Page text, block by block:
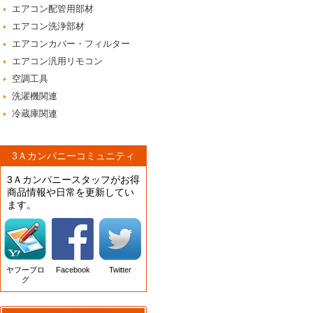
エアコン配管用部材
エアコン洗浄部材
エアコンカバー・フィルター
エアコン汎用リモコン
空調工具
洗濯機関連
冷蔵庫関連
3Ａカンパニーコミュニティ
3Ａカンパニースタッフがお得
商品情報や日常を更新してい
ます。
ヤフーブロ
グ
Facebook Twitter